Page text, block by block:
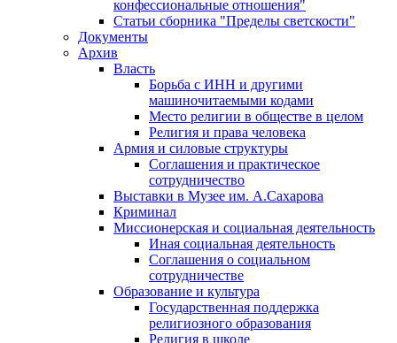
конфессиональные отношения"
Статьи сборника "Пределы светскости"
Документы
Архив
Власть
Борьба с ИНН и другими
машиночитаемыми кодами
Место религии в обществе в целом
Религия и права человека
Армия и силовые структуры
Соглашения и практическое
сотрудничество
Выставки в Музее им. А.Сахарова
Криминал
Миссионерская и социальная деятельность
Иная социальная деятельность
Соглашения о социальном
сотрудничестве
Образование и культура
Государственная поддержка
религиозного образования
Религия в школе